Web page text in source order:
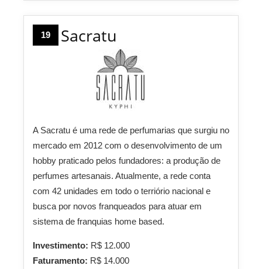
19 Sacratu
A Sacratu é uma rede de perfumarias que surgiu no
mercado em 2012 com o desenvolvimento de um
hobby praticado pelos fundadores: a produção de
perfumes artesanais. Atualmente, a rede conta
com 42 unidades em todo o terriório nacional e
busca por novos franqueados para atuar em
sistema de franquias home based.
Investimento: R$ 12.000
Faturamento: R$ 14.000